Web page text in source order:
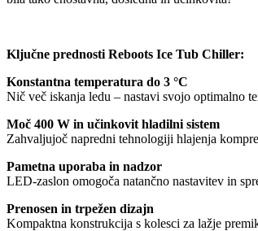
Ključne prednosti Reboots Ice Tub Chiller:
Konstantna temperatura do 3 °C
Nič več iskanja ledu – nastavi svojo optimalno
Moč 400 W in učinkovit hladilni sistem
Zahvaljujoč napredni tehnologiji hlajenja
Pametna uporaba in nadzor
LED-zaslon omogoča natančno nastavitev in
Prenosen in trpežen dizajn
Kompaktna konstrukcija s kolesci za lažje